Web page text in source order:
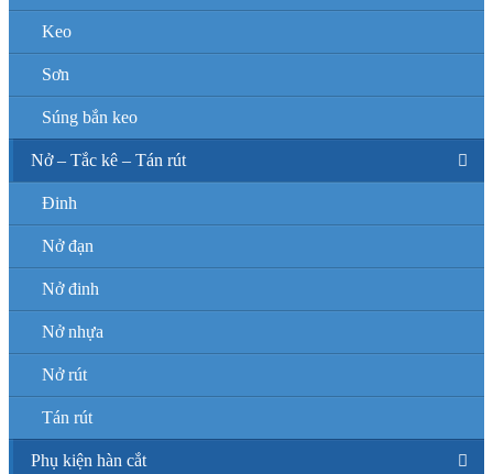
Keo
Sơn
Súng bắn keo
Nở – Tắc kê – Tán rút
Đinh
Nở đạn
Nở đinh
Nở nhựa
Nở rút
Tán rút
Phụ kiện hàn cắt